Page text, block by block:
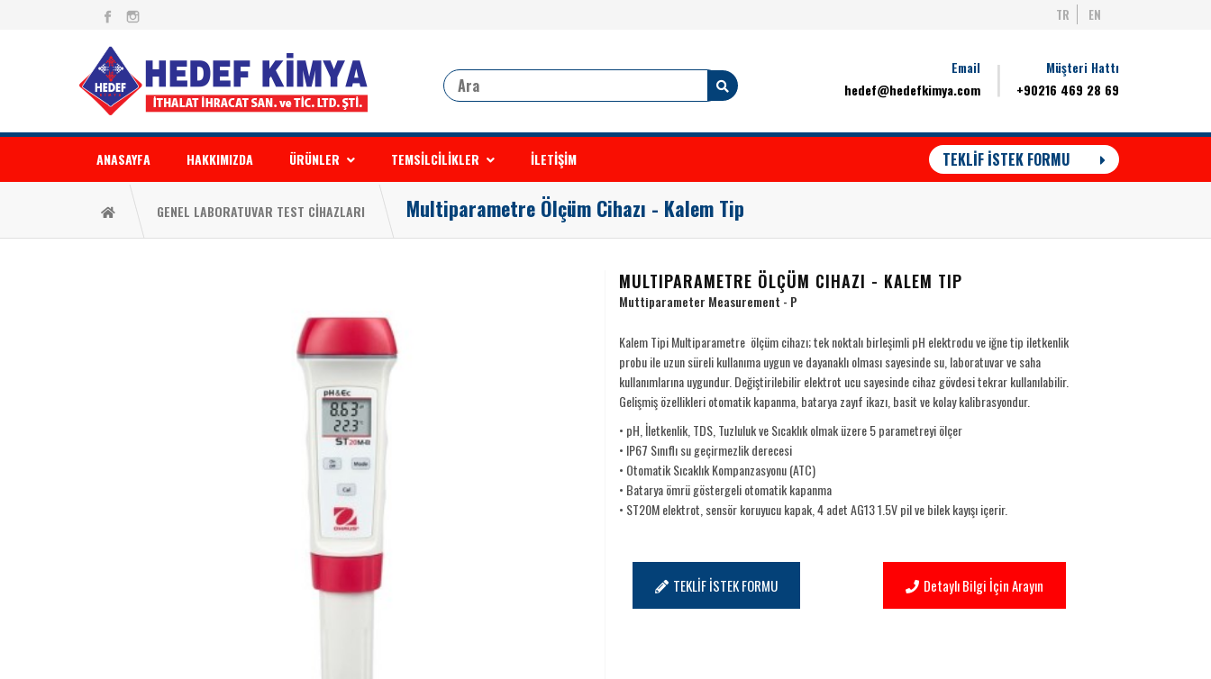
TR EN
Müşteri Hattı
+90216 469 28 69
Email
hedef@hedefkimya.com
ANASAYFA HAKKIMIZDA ÜRÜNLER TEMSİLCİLİKLER İLETİŞİM TEKLİF İSTEK FORMU
GENEL LABORATUVAR TEST CİHAZLARI Multiparametre Ölçüm Cihazı - Kalem Tip
MULTIPARAMETRE ÖLÇÜM CIHAZI - KALEM TIP
Muttiparameter Measurement - P
Kalem Tipi Multiparametre ölçüm cihazı; tek noktalı birleşimli pH elektrodu ve iğne tip iletkenlik
probu ile uzun süreli kullanıma uygun ve dayanaklı olması sayesinde su, laboratuvar ve saha
kullanımlarına uygundur. Değiştirilebilir elektrot ucu sayesinde cihaz gövdesi tekrar kullanılabilir.
Gelişmiş özellikleri otomatik kapanma, batarya zayıf ikazı, basit ve kolay kalibrasyondur.
• pH, İletkenlik, TDS, Tuzluluk ve Sıcaklık olmak üzere 5 parametreyi ölçer
• IP67 Sınıflı su geçirmezlik derecesi
• Otomatik Sıcaklık Kompanzasyonu (ATC)
• Batarya ömrü göstergeli otomatik kapanma
• ST20M elektrot, sensör koruyucu kapak, 4 adet AG13 1.5V pil ve bilek kayışı içerir.
TEKLİF İSTEK FORMU Detaylı Bilgi İçin Arayın